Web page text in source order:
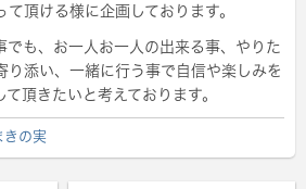
頂ける様に企画しております。
でも、お一人お一人の出来る事、やりた
り添い、一緒に行う事で自信や楽しみを
頂きたいと考えております。
きの実